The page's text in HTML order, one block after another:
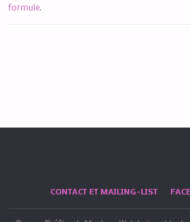
formule.
CONTACT ET MAILING-LIST